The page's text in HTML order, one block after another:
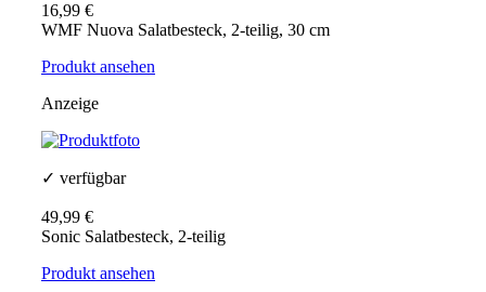
16,99 €
WMF Nuova Salatbesteck, 2-teilig, 30 cm
Produkt ansehen
Anzeige
✓ verfügbar
49,99 €
Sonic Salatbesteck, 2-teilig
Produkt ansehen